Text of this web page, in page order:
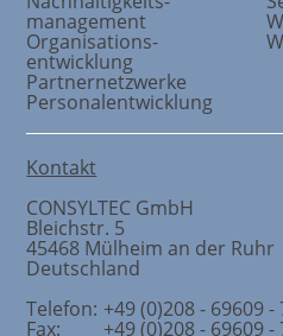
management
Organisations-
entwicklung
Partnernetzwerke
Personalentwicklung
Kontakt
CONSYLTEC GmbH
Bleichstr. 5
45468 Mülheim an der Ruhr
Deutschland
Telefon: +49 (0)208 - 69609 -
Fax: +49 (0)208 - 69609 -